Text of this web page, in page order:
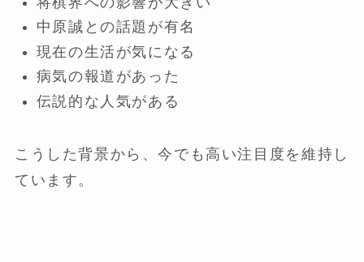
中原誠との話題が有名
現在の生活が気になる
病気の報道があった
伝説的な人気がある
こうした背景から、今でも高い注目度を維持し
ています。